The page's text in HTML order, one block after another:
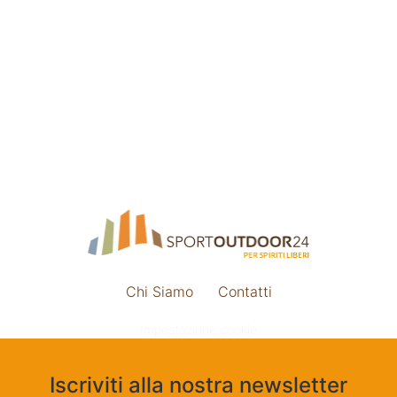
Chi Siamo Contatti
Iscriviti alla nostra newsletter